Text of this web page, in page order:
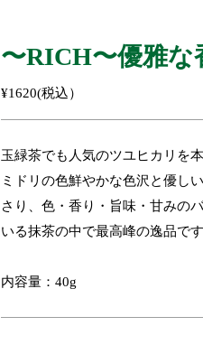
〜RICH〜優雅な
¥1620(税込）
玉緑茶でも人気のツユヒカリを
ミドリの色鮮やかな色沢と優し
さり、色・香り・旨味・甘みの
いる抹茶の中で最高峰の逸品です
内容量：40g